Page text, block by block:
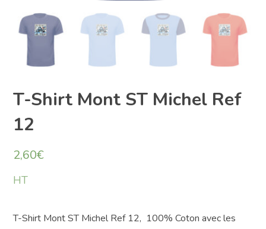
T-Shirt Mont ST Michel Ref
12
2,60€
HT
T-Shirt Mont ST Michel Ref 12, 100% Coton avec les